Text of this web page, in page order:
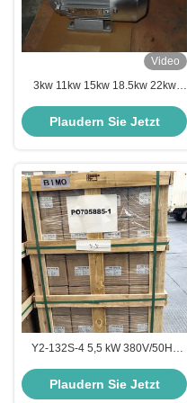
Video
3kw 11kw 15kw 18.5kw 22kw
200kw 380V 660V IE2 IE3 IE4 3
Phase Induction Motors
Plaudern Sie Jetzt
Y2-132S-4 5,5 kW 380V/50Hz
Horizontalmotor
Plaudern Sie Jetzt